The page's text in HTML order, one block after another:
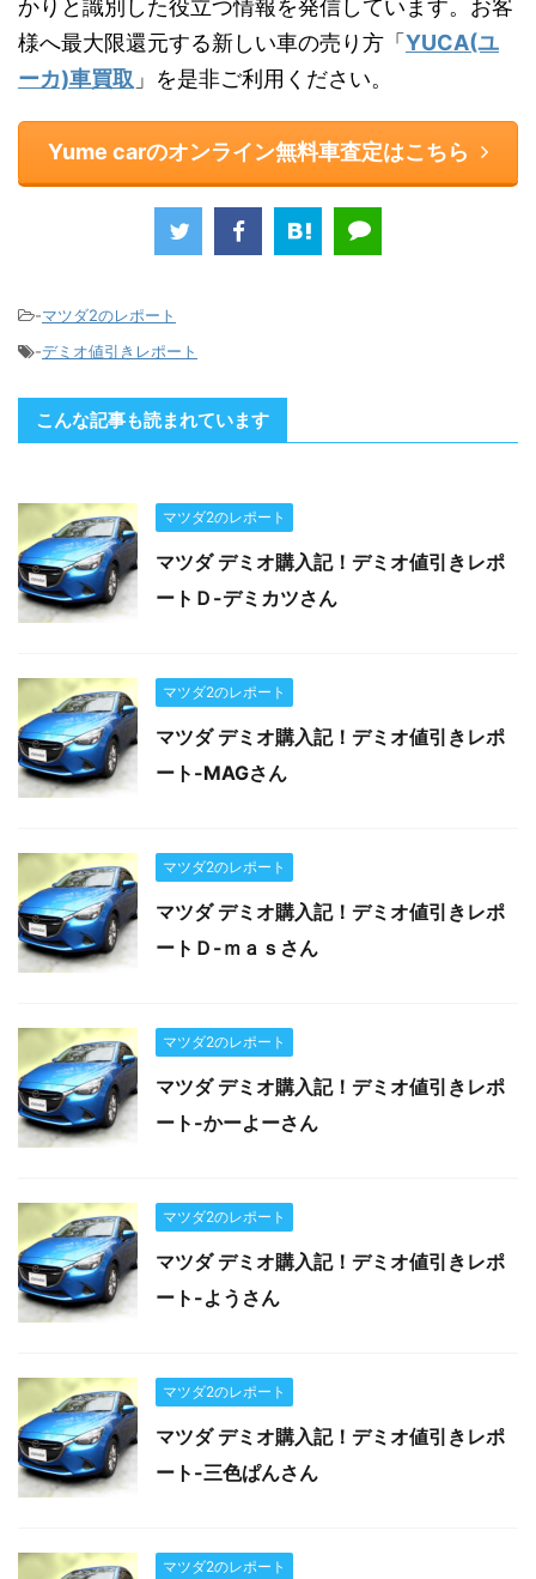
かりと識別した役立つ情報を発信しています。お客
様へ最大限還元する新しい車の売り方「 YUCA(ユ
ーカ)車買取 」を是非ご利用ください。
Yume carのオンライン無料車査定はこちら
-マツダ2のレポート
-デミオ値引きレポート
こんな記事も読まれています
マツダ2のレポート
マツダ デミオ購入記！デミオ値引きレポ
ートＤ-デミカツさん
マツダ2のレポート
マツダ デミオ購入記！デミオ値引きレポ
ート-MAGさん
マツダ2のレポート
マツダ デミオ購入記！デミオ値引きレポ
ートＤ-ｍａｓさん
マツダ2のレポート
マツダ デミオ購入記！デミオ値引きレポ
ート-かーよーさん
マツダ2のレポート
マツダ デミオ購入記！デミオ値引きレポ
ート-ようさん
マツダ2のレポート
マツダ デミオ購入記！デミオ値引きレポ
ート-三色ぱんさん
マツダ2のレポート